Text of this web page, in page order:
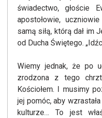
świadectwo, głoście
apostołowie,
samą siłą, którą dał im
od Ducha Świętego.
Wiemy jednak, że po
zrodzona z tego
Kościołem. I musimy
jej pomóc, aby
kulturze… To jest